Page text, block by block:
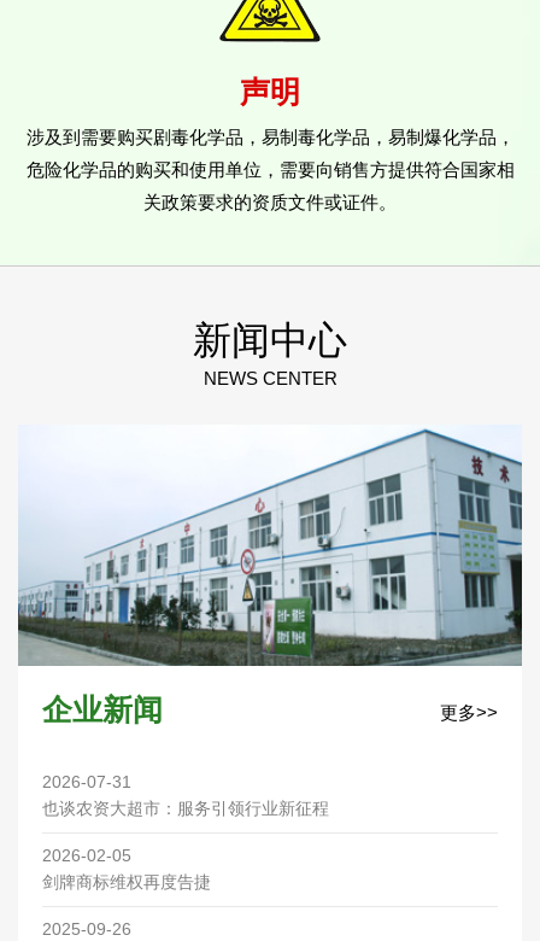
声明
涉及到需要购买剧毒化学品，易制毒化学品，易制爆化学品，
危险化学品的购买和使用单位，需要向销售方提供符合国家相
关政策要求的资质文件或证件。
新闻中心
NEWS CENTER
企业新闻 更多>>
2026-07-31
也谈农资大超市：服务引领行业新征程
2026-02-05
剑牌商标维权再度告捷
2025-09-26